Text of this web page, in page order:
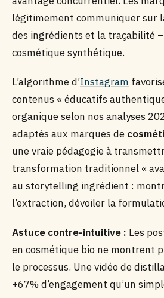
légitimement communiquer sur
des ingrédients et la traçabilité
cosmétique synthétique.
L’algorithme d’Instagram
contenus « éducatifs
organique selon nos analyses
adaptés aux marques de
une vraie pédagogie à
transformation traditionnel «
au storytelling ingrédient :
l’extraction, dévoiler la
Astuce contre-intuitive : Les
en cosmétique bio ne montrent
le processus. Une vidéo de
+67% d’engagement qu’un